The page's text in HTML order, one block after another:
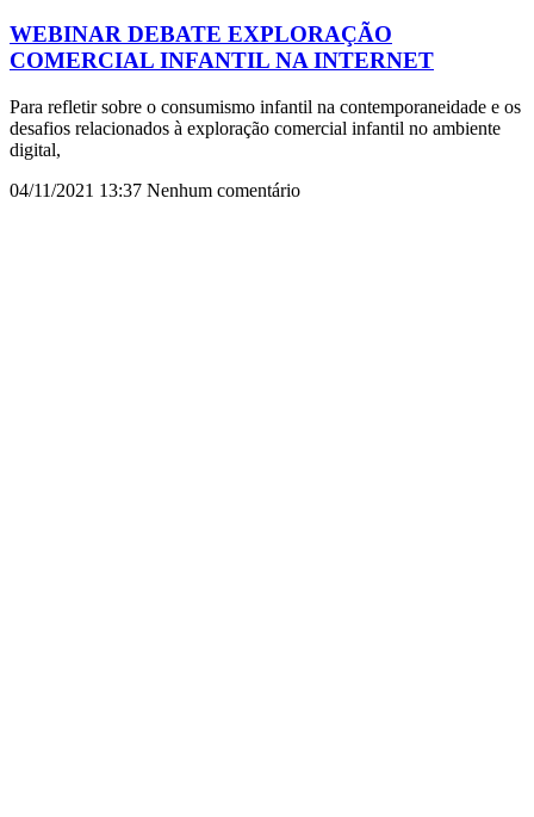
WEBINAR DEBATE EXPLORAÇÃO
COMERCIAL INFANTIL NA INTERNET
Para refletir sobre o consumismo infantil na contemporaneidade e os
desafios relacionados à exploração comercial infantil no ambiente
digital,
04/11/2021 13:37 Nenhum comentário